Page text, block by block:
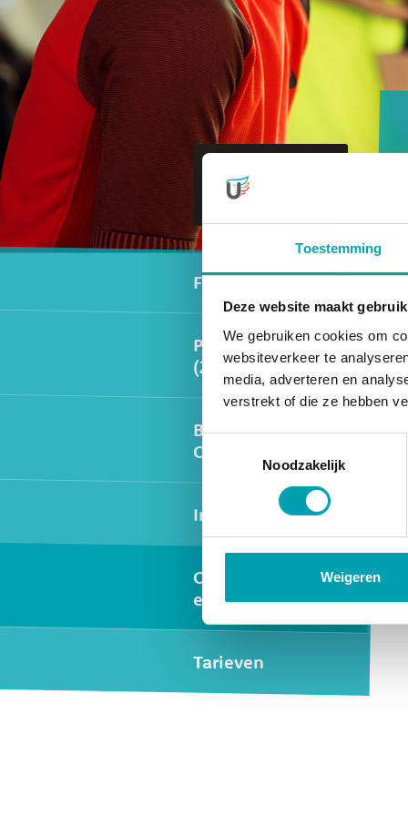
Toestemming
Deze website maakt
We gebruiken cookies om
websiteverkeer te
media, adverteren en
verstrekt of die ze hebben
Toestemmingsselectie
Noodzakelijk
Weigeren
UniKidz
Westwijk
Secundair menu
Faciliteiten
Peuteropvang/VVE
(2-4 jaar)
Buitenschoolse
Opvang
International
Oudercommissie
en Inspectie
Tarieven